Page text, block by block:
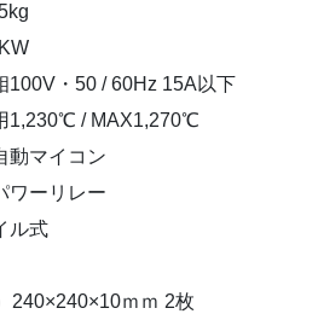
・50 / 60Hz 15A以下
/ MAX1,270℃
マイコン
ーリレー
式
240×240×10ｍｍ 2枚